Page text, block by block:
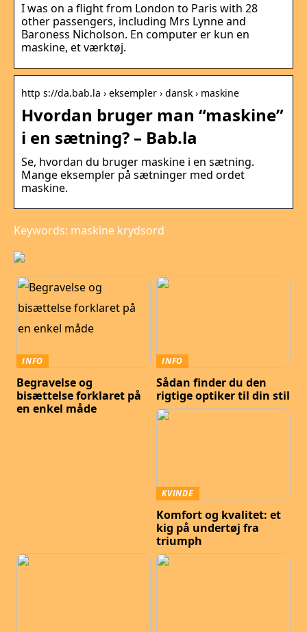
I was on a flight from London to Paris with 28
other passengers, including Mrs Lynne and
Baroness Nicholson. En computer er kun en
maskine, et værktøj.
http s://da.bab.la › eksempler › dansk › maskine
Hvordan bruger man “maskine”
i en sætning? – Bab.la
Se, hvordan du bruger maskine i en sætning.
Mange eksempler på sætninger med ordet
maskine.
Keywords: maskine krydsord
INFO
Begravelse og
bisættelse forklaret på
en enkel måde
INFO
Sådan finder du den
rigtige optiker til din stil
KVINDE
Komfort og kvalitet: et
kig på undertøj fra
triumph